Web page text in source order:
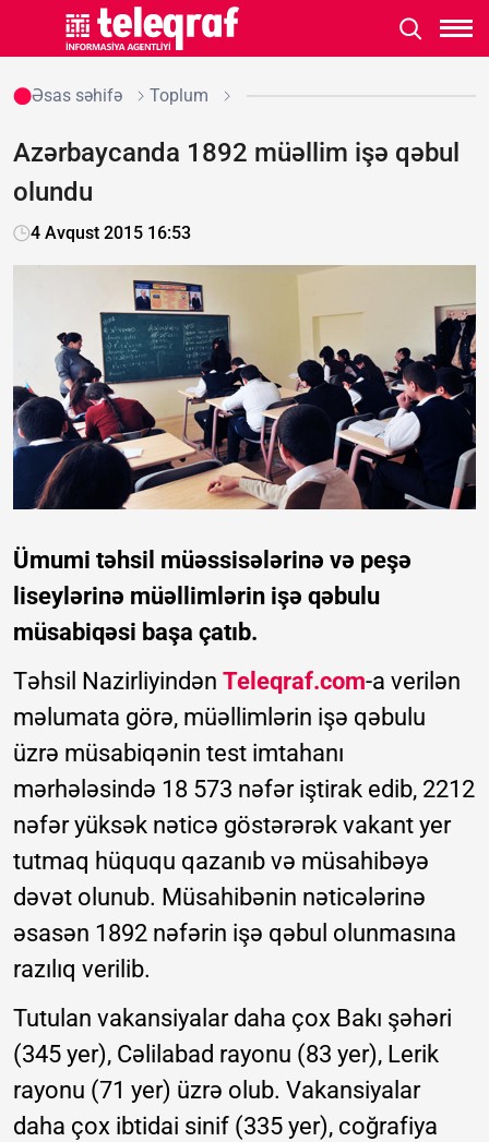
Əsas səhifə Toplum
Azərbaycanda 1892 müəllim işə qəbul
olundu
4 Avqust 2015 16:53
Ümumi təhsil müəssisələrinə və peşə
liseylərinə müəllimlərin işə qəbulu
müsabiqəsi başa çatıb.
Təhsil Nazirliyindən Teleqraf.com-a verilən
məlumata görə, müəllimlərin işə qəbulu
üzrə müsabiqənin test imtahanı
mərhələsində 18 573 nəfər iştirak edib, 2212
nəfər yüksək nəticə göstərərək vakant yer
tutmaq hüququ qazanıb və müsahibəyə
dəvət olunub. Müsahibənin nəticələrinə
əsasən 1892 nəfərin işə qəbul olunmasına
razılıq verilib.
Tutulan vakansiyalar daha çox Bakı şəhəri
(345 yer), Cəlilabad rayonu (83 yer), Lerik
rayonu (71 yer) üzrə olub. Vakansiyalar
daha çox ibtidai sinif (335 yer), coğrafiya